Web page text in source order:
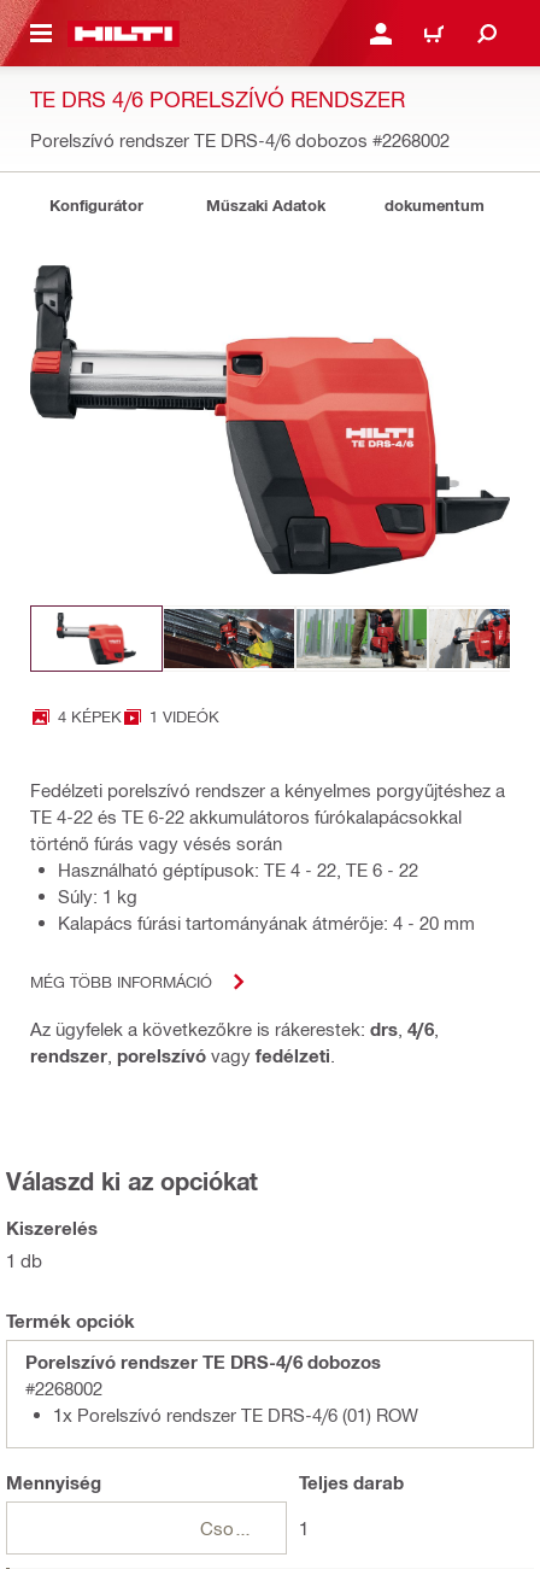
TARTALOMRA BEJELENTKEZÉS VAGY
KOSÁR
TE DRS 4/6 PORELSZÍVÓ RENDSZER
Porelszívó rendszer TE DRS-4/6 dobozos #2268002
Konfigurátor Műszaki Adatok dokumentum
4 KÉPEK 1 VIDEÓK
Fedélzeti porelszívó rendszer a kényelmes porgyűjtéshez a
TE 4-22 és TE 6-22 akkumulátoros fúrókalapácsokkal
történő fúrás vagy vésés során
Használható géptípusok: TE 4 - 22, TE 6 - 22
Súly: 1 kg
Kalapács fúrási tartományának átmérője: 4 - 20 mm
MÉG TÖBB INFORMÁCIÓ
Az ügyfelek a következőkre is rákerestek: drs 4/6
rendszer porelszívó vagy fedélzeti
Válaszd ki az opciókat
Kiszerelés
1 db
Termék opciók
Porelszívó rendszer TE DRS-4/6 dobozos
#2268002
1x Porelszívó rendszer TE DRS-4/6 (01) ROW
Mennyiség Teljesdarab
1